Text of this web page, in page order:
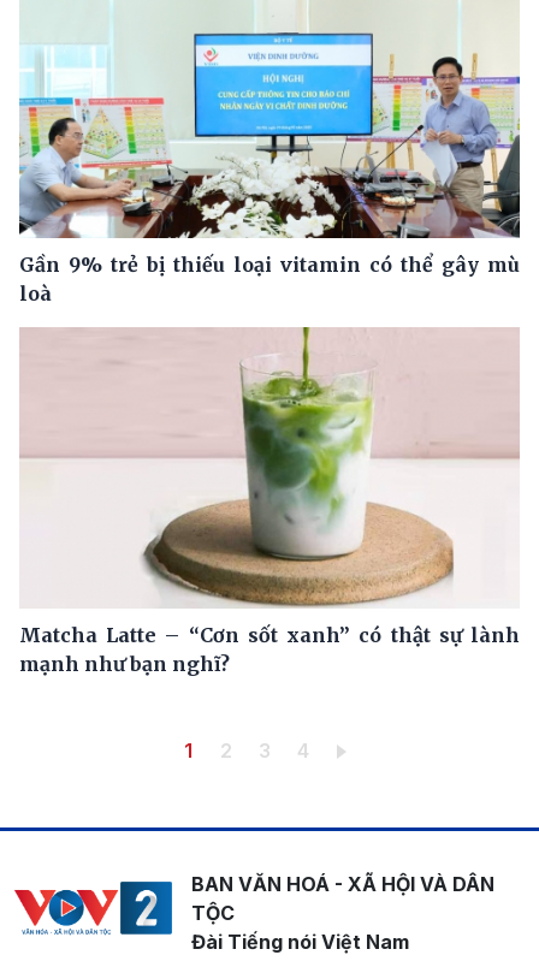
Gần 9% trẻ bị thiếu loại vitamin có thể gây mù
loà
Matcha Latte – “Cơn sốt xanh” có thật sự lành
mạnh như bạn nghĩ?
Trang hiện thời
1 Trang
2 Trang
3 Trang
4
BAN VĂN HOÁ - XÃ HỘI VÀ DÂN
TỘC
Đài Tiếng nói Việt Nam